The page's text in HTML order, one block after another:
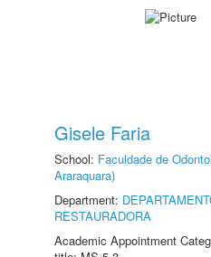
Gisele Faria
School: Faculdade de
Araraquara)
Department:
RESTAURADORA
Academic Appointment